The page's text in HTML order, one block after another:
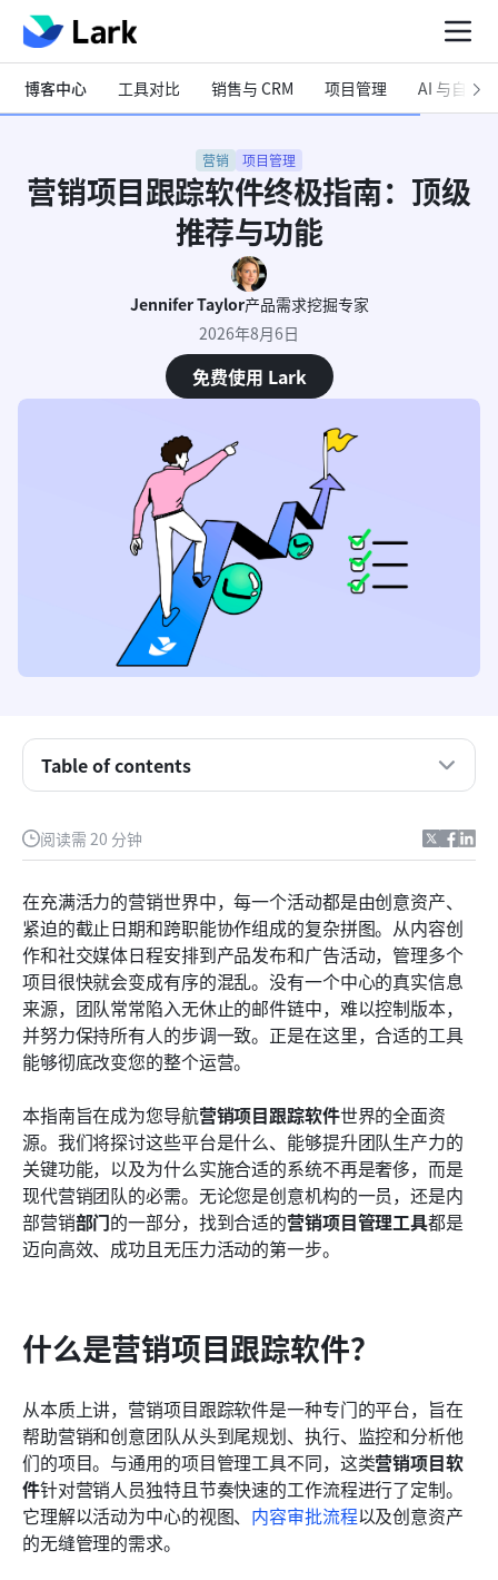
博客中心 工具对比 销售与 CRM 项目管理 AI 与自动化
营销 项目管理
营销项目跟踪软件终极指南：顶级
推荐与功能
Jennifer Taylor产品需求挖掘专家
2026年8月6日
免费使用 Lark
阅读需 20 分钟
在充满活力的营销世界中，每一个活动都是由创意资产、
紧迫的截止日期和跨职能协作组成的复杂拼图。从内容创
作和社交媒体日程安排到产品发布和广告活动，管理多个
项目很快就会变成有序的混乱。没有一个中心的真实信息
来源，团队常常陷入无休止的邮件链中，难以控制版本，
并努力保持所有人的步调一致。正是在这里，合适的工具
能够彻底改变您的整个运营。
本指南旨在成为您导航营销项目跟踪软件世界的全面资
源。我们将探讨这些平台是什么、能够提升团队生产力的
关键功能，以及为什么实施合适的系统不再是奢侈，而是
现代营销团队的必需。无论您是创意机构的一员，还是内
部营销部门的一部分，找到合适的营销项目管理工具都是
迈向高效、成功且无压力活动的第一步。
什么是营销项目跟踪软件？
从本质上讲，营销项目跟踪软件是一种专门的平台，旨在
帮助营销和创意团队从头到尾规划、执行、监控和分析他
们的项目。与通用的项目管理工具不同，这类营销项目软
件针对营销人员独特且节奏快速的工作流程进行了定制。
它理解以活动为中心的视图、 内容审批流程以及创意资产
的无缝管理的需求。
Table of contents
什么是营销项目跟踪软件？
营销项目跟踪软件应具备的关键功能
2026年7款最佳营销项目管理工具
企业在使用营销项目跟踪软件时面临的常见挑战
结论
常见问题
了解更多阅读